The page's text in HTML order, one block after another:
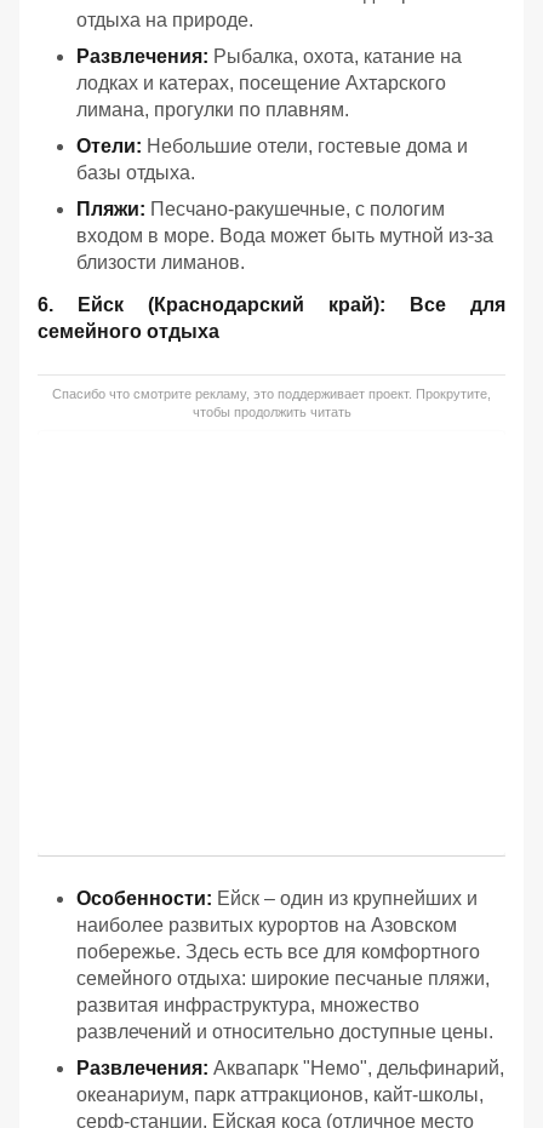
отдыха на природе.
Развлечения: Рыбалка, охота, катание на
лодках и катерах, посещение Ахтарского
лимана, прогулки по плавням.
Отели: Небольшие отели, гостевые дома и
базы отдыха.
Пляжи: Песчано-ракушечные, с пологим
входом в море. Вода может быть мутной из-за
близости лиманов.
6. Ейск (Краснодарский край): Все для
семейного отдыха
Спасибо что смотрите рекламу, это поддерживает проект. Прокрутите,
чтобы продолжить читать
Особенности: Ейск – один из крупнейших и
наиболее развитых курортов на Азовском
побережье. Здесь есть все для комфортного
семейного отдыха: широкие песчаные пляжи,
развитая инфраструктура, множество
развлечений и относительно доступные цены.
Развлечения: Аквапарк "Немо", дельфинарий,
океанариум, парк аттракционов, кайт-школы,
серф-станции, Ейская коса (отличное место